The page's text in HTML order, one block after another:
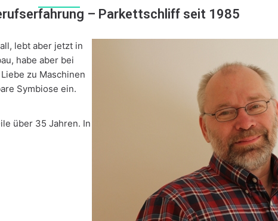
– Parkettschliff seit 1985
lebt aber jetzt in
habe aber bei
zu Maschinen
Symbiose ein.
über 35 Jahren. In